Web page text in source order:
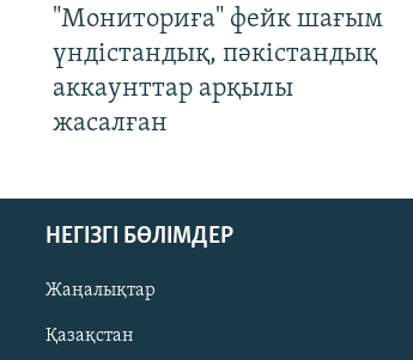
"Мониториға" фейк шағым
үндістандық, пәкістандық
аккаунттар арқылы
жасалған
НЕГІЗГІ БӨЛІМДЕР
Жаңалықтар
Қазақстан